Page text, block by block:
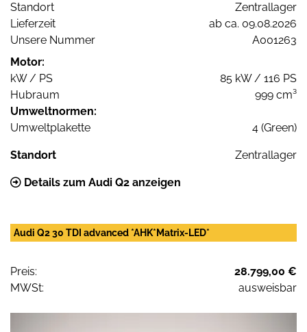
Standort
Zentrallager
Lieferzeit
ab ca. 09.08.2026
Unsere Nummer
A001263
Motor:
kW / PS
85 kW / 116 PS
Hubraum
999 cm³
Umweltnormen:
Umweltplakette
4 (Green)
Standort Zentrallager
Details zum Audi Q2 anzeigen
Audi Q2 30 TDI advanced *AHK*Matrix-LED*
Preis:
28.799,00 €
MWSt:
ausweisbar